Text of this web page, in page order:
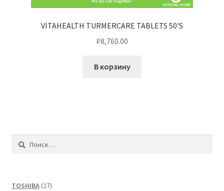
VITAHEALTH TURMERCARE TABLETS 50’S
₽8,760.00
В корзину
Найти:
TOSHIBA 2727